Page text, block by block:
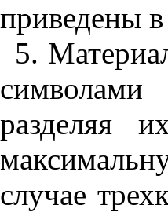
приведены
5.
символами
разделяя
случае